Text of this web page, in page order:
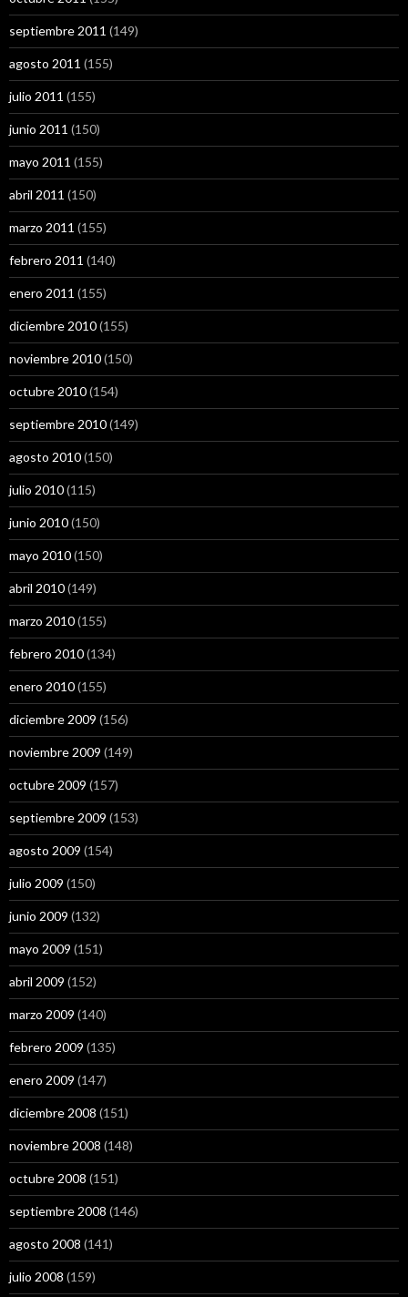
septiembre 2011 (149)
agosto 2011 (155)
julio 2011 (155)
junio 2011 (150)
mayo 2011 (155)
abril 2011 (150)
marzo 2011 (155)
febrero 2011 (140)
enero 2011 (155)
diciembre 2010(155)
noviembre 2010(150)
octubre 2010(154)
septiembre 2010(149)
agosto 2010(150)
julio 2010(115)
junio 2010(150)
mayo 2010(150)
abril 2010(149)
marzo 2010(155)
febrero 2010(134)
enero 2010(155)
diciembre 2009 (156)
noviembre 2009 (149)
octubre 2009 (157)
septiembre 2009 (153)
agosto 2009 (154)
julio 2009 (150)
junio 2009 (132)
mayo 2009 (151)
abril 2009 (152)
marzo 2009 (140)
febrero 2009 (135)
enero 2009 (147)
diciembre 2008 (151)
noviembre 2008 (148)
octubre 2008 (151)
septiembre 2008 (146)
agosto 2008 (141)
julio 2008 (159)